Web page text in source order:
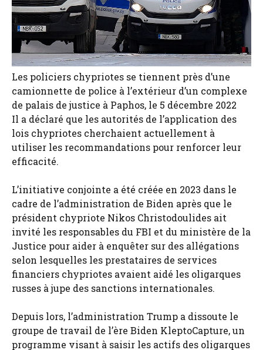
Les policiers chypriotes se tiennent près d’une
camionnette de police à l’extérieur d’un complexe
de palais de justice à Paphos, le 5 décembre 2022
Il a déclaré que les autorités de l’application des
lois chypriotes cherchaient actuellement à
utiliser les recommandations pour renforcer leur
efficacité.
L’initiative conjointe a été créée en 2023 dans le
cadre de l’administration de Biden après que le
président chypriote Nikos Christodoulides ait
invité les responsables du FBI et du ministère de la
Justice pour aider à enquêter sur des allégations
selon lesquelles les prestataires de services
financiers chypriotes avaient aidé les oligarques
russes à jupe des sanctions internationales.
Depuis lors, l’administration Trump a dissoute le
groupe de travail de l’ère Biden KleptoCapture, un
programme visant à saisir les actifs des oligarques